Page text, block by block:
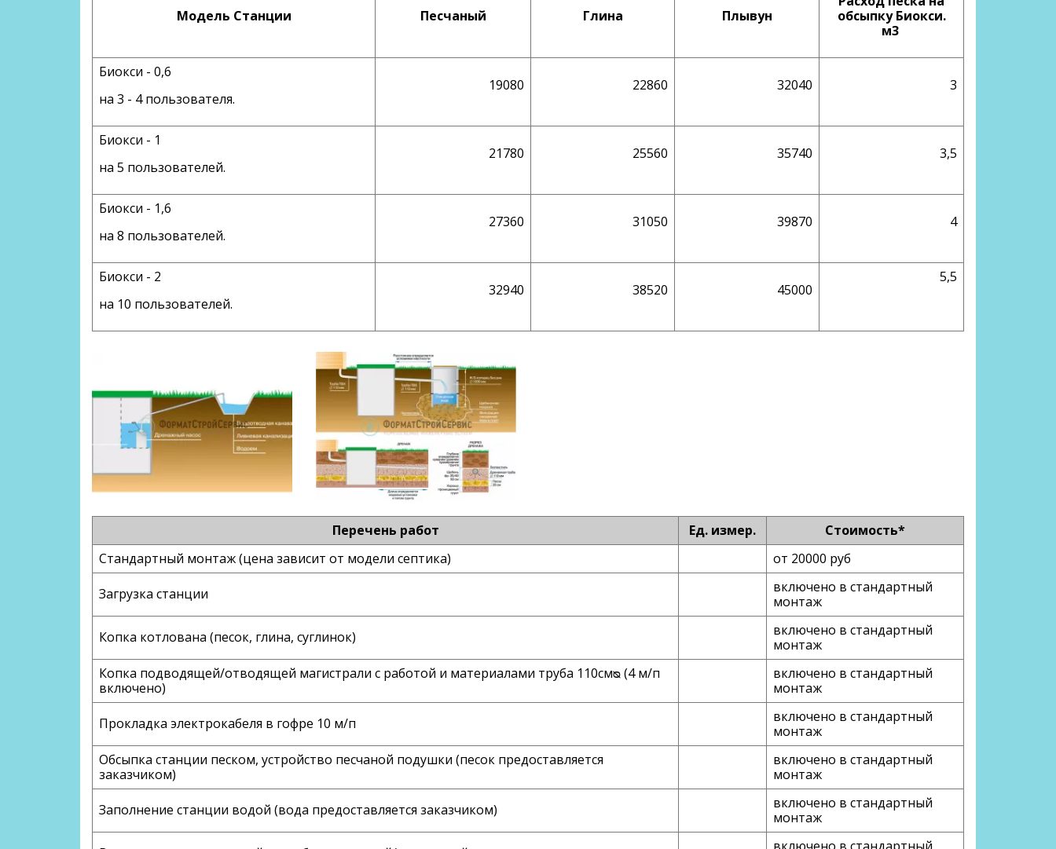
Модель Станции Песчаный Глина Плывун
обсыпку Биокси.
м3
Биокси - 0,6
на 3 - 4 пользователя.
19080 22860 32040 3
Биокси - 1
на 5 пользователей.
21780 25560 35740 3,5
Биокси - 1,6
на 8 пользователей.
27360 31050 39870 4
Биокси - 2
на 10 пользователей.
32940 38520 45000
5,5
Перечень работ Ед. измер.
Стоимость*
Стандартный монтаж (цена зависит от модели септика)
от 20000 руб
Загрузка станции
включено в стандартный
монтаж
Копка котлована (песок, глина, суглинок)
включено в стандартный
монтаж
Копка подводящей/отводящей магистрали с работой и материалами труба 110смᴓ (4 м/п
включено)
включено в стандартный
монтаж
Прокладка электрокабеля в гофре 10 м/п
включено в стандартный
монтаж
Обсыпка станции песком, устройство песчаной подушки (песок предоставляется
заказчиком)
включено в стандартный
монтаж
Заполнение станции водой (вода предоставляется заказчиком)
включено в стандартный
монтаж